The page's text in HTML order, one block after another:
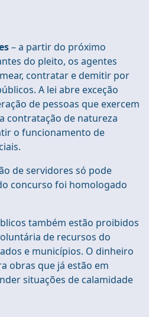
– a partir do próximo
do pleito, os agentes
contratar e demitir por
A lei abre exceção
de pessoas que exercem
contratação de natureza
o funcionamento de
de servidores só pode
concurso foi homologado
também estão proibidos
de recursos do
e municípios. O dinheiro
obras que já estão em
situações de calamidade